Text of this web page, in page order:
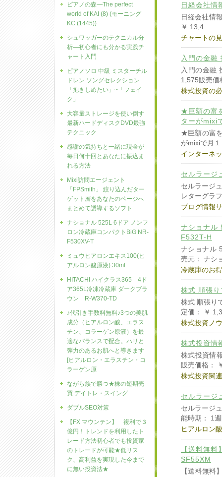
日経会社
日経会社情
￥ 13,4
チャートの
入門の金融
入門の金融
1,575販売価
株式投資の
★巨額の富
ターがmixi
★巨額の富
がmixiで月
インターネ
セルラージ
セルラージ
レターグラ
ブログ情報
ナショナル
F532T-H
ナショナル
売元： ナシ
冷蔵庫のお
株式 順張
株式 順張り
定価： ￥
株式投資ノ
株式投資情
株式投資情
販売価格：
株式投資関
セルラージ
セルラージ
能時期： 1
ヒアルロン
【送料無
SF55XM
【送料無料
ピアノの森―The perfect
world of KAI (8) (モーニング
KC (1445))
シュワッガーのテクニカル分
析―初心者にも分かる実践チ
ャート入門
ピアノソロ 中級 ミスターチル
ドレン ソングセレクション
「抱きしめたい」~「フェイ
ク」
大容量ストレージを使い倒す
最新ハードディスクDVD最強
テクニック
感謝の気持ちと一緒に現金が
毎日何十回とあなたに振込ま
れる方法
Mixi訪問エージェント
「FPSmith」 絞り込んだター
ゲット層をあなたのページへ
まとめて誘導するソフト
ナショナル 525L 6ドア ノンフ
ロン冷蔵庫コンパクトBiG NR-
F530XV-T
ミュウヒアロンエキス100(ヒ
アルロン酸原液) 30ml
HITACHI ハイクラス365 4ド
ア365L冷凍冷蔵庫 ダークブラ
ウン R-W370-TD
♪代引き手数料無料♪3つの美肌
成分（ヒアルロン酸、エラス
チン、コラーゲン原液）を最
適なバランスで配合。ハリと
弾力のあるお肌へと導きます
[ヒアルロン・エラスチン・コ
ラーゲン原
ながら族で勝つ★株の短期売
買 デイトレ・スイング
ダブルSEO対策
【FX マウンテン】 複利で３
億円！トレンドを利用したト
レード方法初心者でも投資家
のトレードが可能★低リス
ク、高利益を実現した今まで
に無い投資法★